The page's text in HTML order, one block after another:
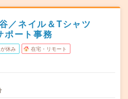
／ネイル＆Tシャツ
ポート事務
休み 在宅・リモート